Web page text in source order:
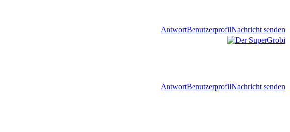
AntwortBenutzerprofilNachricht senden
AntwortBenutzerprofilNachricht senden